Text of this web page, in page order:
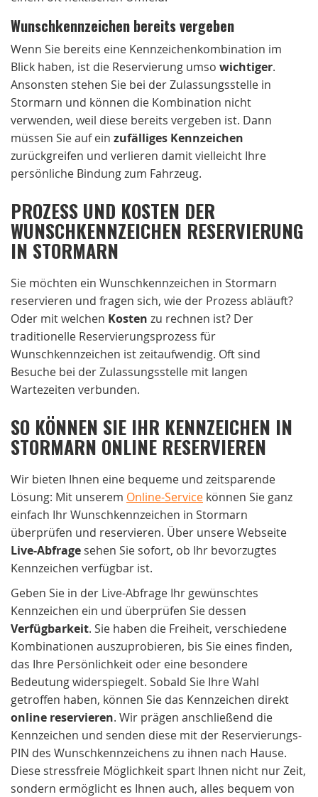
Wunschkennzeichen bereits vergeben
Wenn Sie bereits eine Kennzeichenkombination im
Blick haben, ist die Reservierung umso wichtiger.
Ansonsten stehen Sie bei der Zulassungsstelle in
Stormarn und können die Kombination nicht
verwenden, weil diese bereits vergeben ist. Dann
müssen Sie auf ein zufälliges Kennzeichen
zurückgreifen und verlieren damit vielleicht Ihre
persönliche Bindung zum Fahrzeug.
PROZESS UND KOSTEN DER
WUNSCHKENNZEICHEN RESERVIERUNG
IN STORMARN
Sie möchten ein Wunschkennzeichen in Stormarn
reservieren und fragen sich, wie der Prozess abläuft?
Oder mit welchen Kosten zu rechnen ist? Der
traditionelle Reservierungsprozess für
Wunschkennzeichen ist zeitaufwendig. Oft sind
Besuche bei der Zulassungsstelle mit langen
Wartezeiten verbunden.
SO KÖNNEN SIE IHR KENNZEICHEN IN
STORMARN ONLINE RESERVIEREN
Wir bieten Ihnen eine bequeme und zeitsparende
Lösung: Mit unserem Online-Service können Sie ganz
einfach Ihr Wunschkennzeichen in Stormarn
überprüfen und reservieren. Über unsere Webseite
Live-Abfrage sehen Sie sofort, ob Ihr bevorzugtes
Kennzeichen verfügbar ist.
Geben Sie in der Live-Abfrage Ihr gewünschtes
Kennzeichen ein und überprüfen Sie dessen
Verfügbarkeit. Sie haben die Freiheit, verschiedene
Kombinationen auszuprobieren, bis Sie eines finden,
das Ihre Persönlichkeit oder eine besondere
Bedeutung widerspiegelt. Sobald Sie Ihre Wahl
getroffen haben, können Sie das Kennzeichen direkt
online reservieren. Wir prägen anschließend die
Kennzeichen und senden diese mit der Reservierungs-
PIN des Wunschkennzeichens zu ihnen nach Hause.
Diese stressfreie Möglichkeit spart Ihnen nicht nur Zeit,
sondern ermöglicht es Ihnen auch, alles bequem von